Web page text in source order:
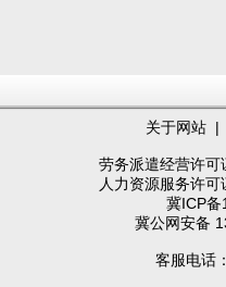
关于网站 |
劳务派遣经营许
人力资源服务许
冀ICP备
冀公网安备
客服电话